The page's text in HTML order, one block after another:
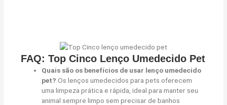
FAQ: Top Cinco Lenço Umedecido Pet
Quais são os benefícios de usar lenço umedecido
pet? Os lenços umedecidos para pets oferecem
uma limpeza prática e rápida, ideal para manter seu
animal sempre limpo sem precisar de banhos